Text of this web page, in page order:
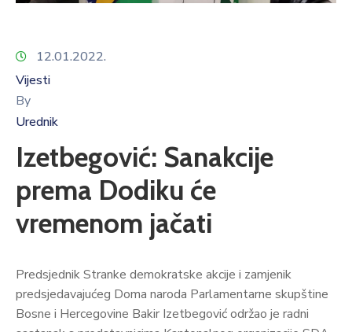
12.01.2022.
Vijesti
By
Urednik
Izetbegović: Sanakcije
prema Dodiku će
vremenom jačati
Predsjednik Stranke demokratske akcije i zamjenik
predsjedavajućeg Doma naroda Parlamentarne skupštine
Bosne i Hercegovine Bakir Izetbegović održao je radni